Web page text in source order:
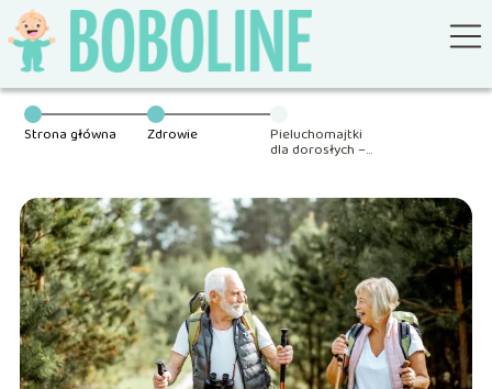
Strona główna Zdrowie Pieluchomajtki
dla dorosłych –